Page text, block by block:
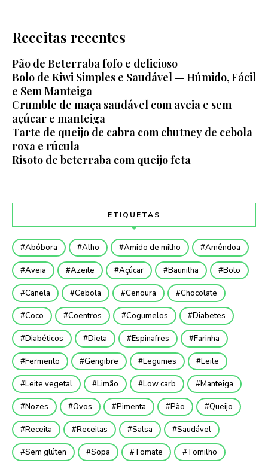
Receitas recentes
Pão de Beterraba fofo e delicioso
Bolo de Kiwi Simples e Saudável — Húmido, Fácil
e Sem Manteiga
Crumble de maça saudável com aveia e sem
açúcar e manteiga
Tarte de queijo de cabra com chutney de cebola
roxa e rúcula
Risoto de beterraba com queijo feta
ETIQUETAS
Abóbora Alho Amido de milho Amêndoa
Aveia Azeite Açúcar Baunilha Bolo
Canela Cebola Cenoura Chocolate
Coco Coentros Cogumelos Diabetes
Diabéticos Dieta Espinafres Farinha
Fermento Gengibre Legumes Leite
Leite vegetal Limão Low carb Manteiga
Nozes Ovos Pimenta Pão Queijo
Receita Receitas Salsa Saudável
Sem glúten Sopa Tomate Tomilho